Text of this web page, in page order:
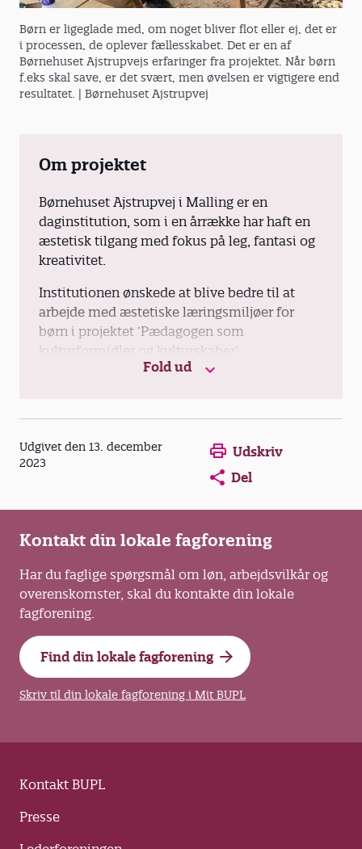
Børn er ligeglade med, om noget bliver flot eller ej, det er
i processen, de oplever fællesskabet. Det er en af
Børnehuset Ajstrupvejs erfaringer fra projektet. Når børn
f.eks skal save, er det svært, men øvelsen er vigtigere end
resultatet. | Børnehuset Ajstrupvej
Om projektet
Børnehuset Ajstrupvej i Malling er en
daginstitution, som i en årrække har haft en
æstetisk tilgang med fokus på leg, fantasi og
kreativitet.
Institutionen ønskede at blive bedre til at
arbejde med æstetiske læringsmiljøer for
børn i projektet ’Pædagogen som
kulturformidler og kulturskaber’.
halvdel af 2023 arbejdet med Grimms eventyr
i tre børnegrupper i børnehaven samt
vuggestuen med støtte og sparring fra
ekstern konsulent Merete Cornét Sørensen,
Fold ud
Udgivet den 13. december
2023
Opens in a new window
Opens in a new
Udskriv
Del
Kontakt din lokale fagforening
Har du faglige spørgsmål om løn, arbejdsvilkår og
overenskomster, skal du kontakte din lokale
fagforening.
Find din lokale fagforening
Skriv til din lokale fagforening i Mit BUPL
Kontakt BUPL
Presse